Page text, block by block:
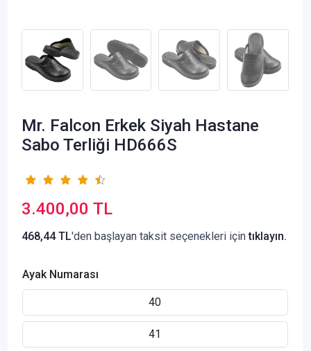
Mr. Falcon Erkek Siyah Hastane
Sabo Terliği HD666S
3.400,00 TL
468,44 TL'den başlayan taksit seçenekleri içintıklayın.
Ayak Numarası
40
41